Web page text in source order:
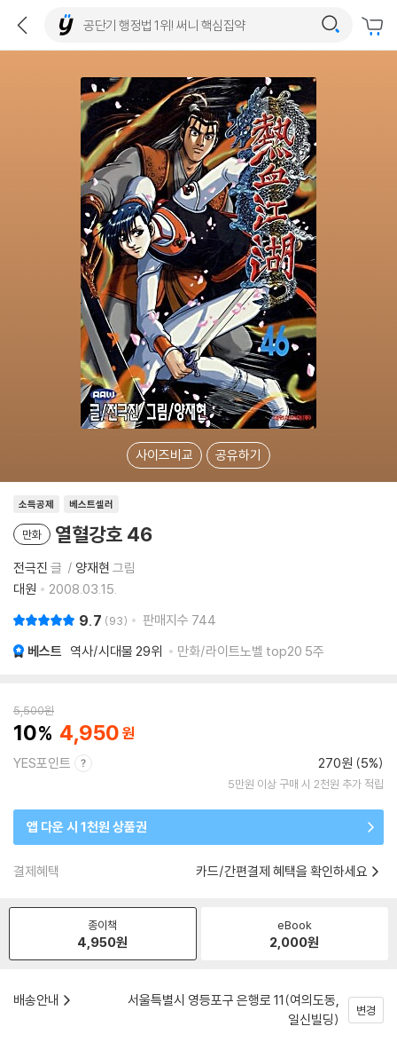
사이즈비교 공유하기
소득공제 베스트셀러
만화 열혈강호 46
전극진 글 양재현 그림
대원
2008.03.15.
9.7 93 판매지수 744
베스트 역사/시대물 29위 만화/라이트노벨 top20 5주
5,500원
10 4,950
YES포인트 270원 (5%)
5만원 이상 구매 시 2천원 추가 적립
앱 다운 시 1천원 상품권
결제혜택 카드/간편결제 혜택을 확인하세요
종이책
4,950원
eBook
2,000원
배송안내
서울특별시 영등포구 은행로 11(여의도동,
일신빌딩)
변경